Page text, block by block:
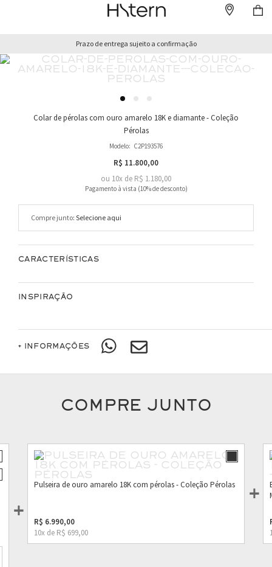
Prazo de entrega sujeito a confirmação
Colar de pérolas com ouro amarelo 18K e diamante - Coleção
Pérolas
Modelo: C2P193576
R$ 11.800,00
ou 10x de R$ 1.180,00
Compre junto
CARACTERÍSTICAS
INSPIRAÇÃO
+ INFORMAÇÕES
COMPRE JUNTO
Pulseira de ouro amarelo 18K com pérolas - Coleção Pérolas
R$ 6.990,00
10x de R$ 699,00